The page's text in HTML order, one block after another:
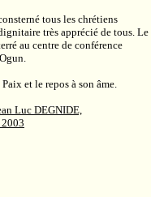
tous les chrétiens
très apprécié de tous. Le
au centre de conférence
Ogun.
Paixet le repos à son âme.
Luc DEGNIDE,